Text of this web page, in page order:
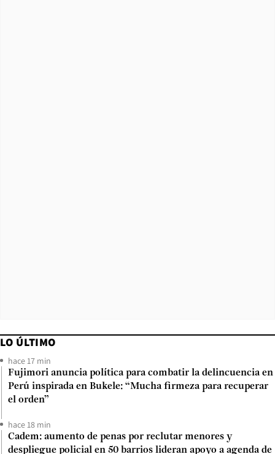
LO ÚLTIMO
hace 17 min
Fujimori anuncia política para combatir la delincuencia en
Perú inspirada en Bukele: “Mucha firmeza para recuperar
el orden”
hace 18 min
Cadem: aumento de penas por reclutar menores y
despliegue policial en 50 barrios lideran apoyo a agenda de